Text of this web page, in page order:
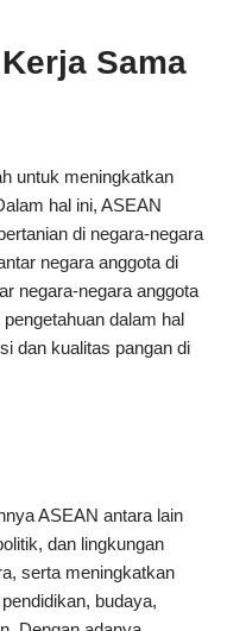
Sama
untuk meningkatkan
hal ini, ASEAN
di negara-negara
negara anggota di
negara-negara anggota
dalam hal
dan kualitas pangan di
ASEAN antara lain
dan lingkungan
serta meningkatkan
budaya,